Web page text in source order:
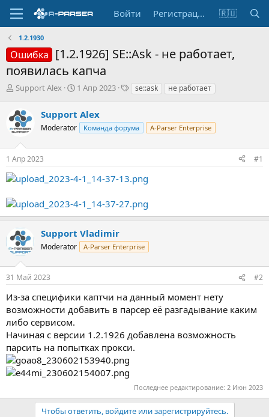
Войти Регистрация 🇷🇺
1.2.1930
Ошибка [1.2.1926] SE::Ask - не работает,
появилась капча
А
т
о
р
е
м
ы
Support Alex
Д
а
н
ч
л
а
1 Апр 2023
Т
и
se::ask не работает
Support Alex
Moderator Команда форума A-Parser Enterprise
1 Апр 2023 #1
Support Vladimir
Moderator A-Parser Enterprise
31 Май 2023 #2
Из-за специфики каптчи на данный момент нету
возможности добавить в парсер её разгадывание каким
либо сервисом.
Начиная с версии 1.2.1926 добавлена возможность
парсить на попытках прокси.
Последнее редактирование: 2 Июн 2023
Чтобы ответить, войдите или зарегистрируйтесь.